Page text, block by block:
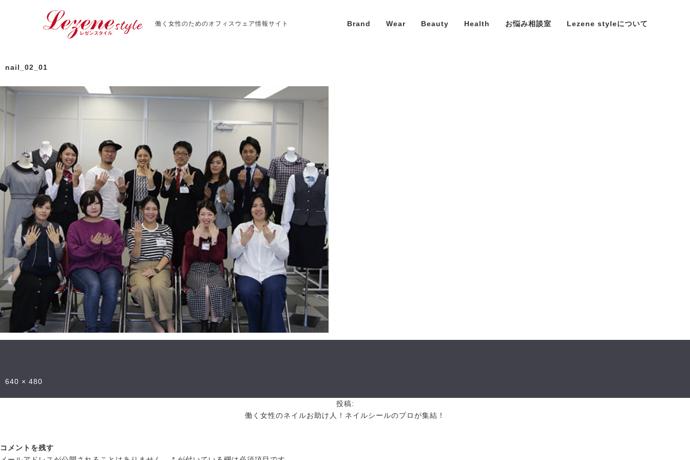
働く女性のためのオフィスウェア情報サイト Brand Wear Beauty Health お悩み相談室 Lezene styleについて
nail_02_01
640 × 480
投稿:
働く女性のネイルお助け人！ネイルシールのプロが集結！
コメントを残す